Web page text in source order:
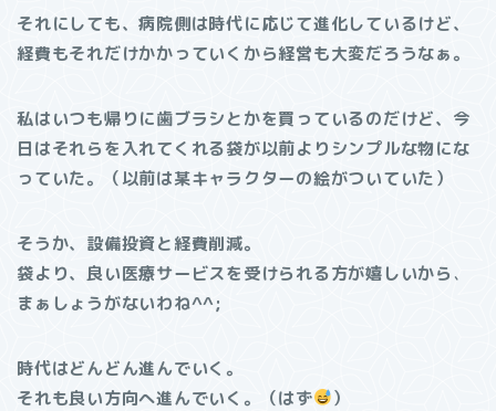
それにしても、病院側は時代に応じて進化しているけど、
経費もそれだけかかっていくから経営も大変だろうなぁ。
私はいつも帰りに歯ブラシとかを買っているのだけど、今
日はそれらを入れてくれる袋が以前よりシンプルな物にな
っていた。（以前は某キャラクターの絵がついていた）
そうか、設備投資と経費削減。
袋より、良い医療サービスを受けられる方が嬉しいから 、
まぁしょうがないわね^^;
時代はどんどん進んでいく。
それも良い方向へ進んでいく。（はず
）